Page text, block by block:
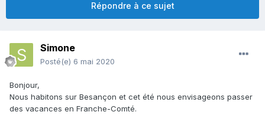
Répondre à ce sujet
Simone
Posté(e) 6 mai 2020
Bonjour,
Nous habitons sur Besançon et cet été nous envisageons passer
des vacances en Franche-Comté.